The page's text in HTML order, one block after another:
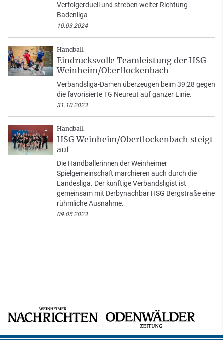
Verfolgerduell und streben weiter Richtung
Badenliga
10.03.2024
Handball
Eindrucksvolle Teamleistung der HSG
Weinheim/Oberflockenbach
Verbandsliga-Damen überzeugen beim 39:28 gegen
die favorisierte TG Neureut auf ganzer Linie.
31.10.2023
Handball
HSG Weinheim/Oberflockenbach steigt
auf
Die Handballerinnen der Weinheimer
Spielgemeinschaft marchieren auch durch die
Landesliga. Der künftige Verbandsligist ist
gemeinsam mit Derbynachbar HSG Bergstraße eine
rühmliche Ausnahme.
09.05.2023